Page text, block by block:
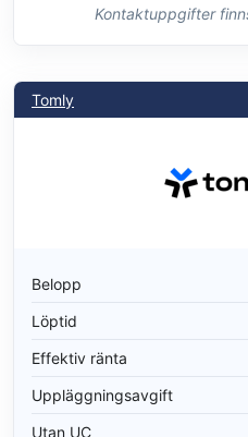
Kontaktuppgifter
Tomly
Belopp
Löptid
Effektiv ränta
Uppläggningsavgift
Utan UC